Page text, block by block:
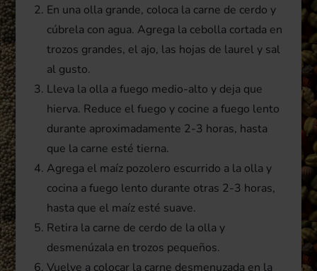
En una olla grande, coloca la carne de cerdo y
cúbrela con agua. Agrega la cebolla cortada en
trozos grandes, el ajo, las hojas de laurel y sal
al gusto.
Lleva la olla a fuego medio-alto y deja que
hierva. Reduce el fuego y cocine a fuego lento
durante aproximadamente 2-3 horas, hasta
que la carne esté tierna.
Agrega el maíz pozolero escurrido a la olla y
cocina a fuego lento durante otras 2-3 horas,
hasta que el maíz esté suave.
Retira la carne de cerdo de la olla y
desmenúzala en trozos pequeños.
Vuelve a colocar la carne desmenuzada en la